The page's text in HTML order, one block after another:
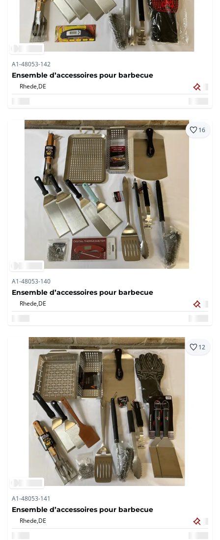
A1-48053-142
Ensemble d’accessoires pour barbecue
Rhede,DE
16
A1-48053-140
Ensemble d’accessoires pour barbecue
Rhede,DE
12
A1-48053-141
Ensemble d’accessoires pour barbecue
Rhede,DE